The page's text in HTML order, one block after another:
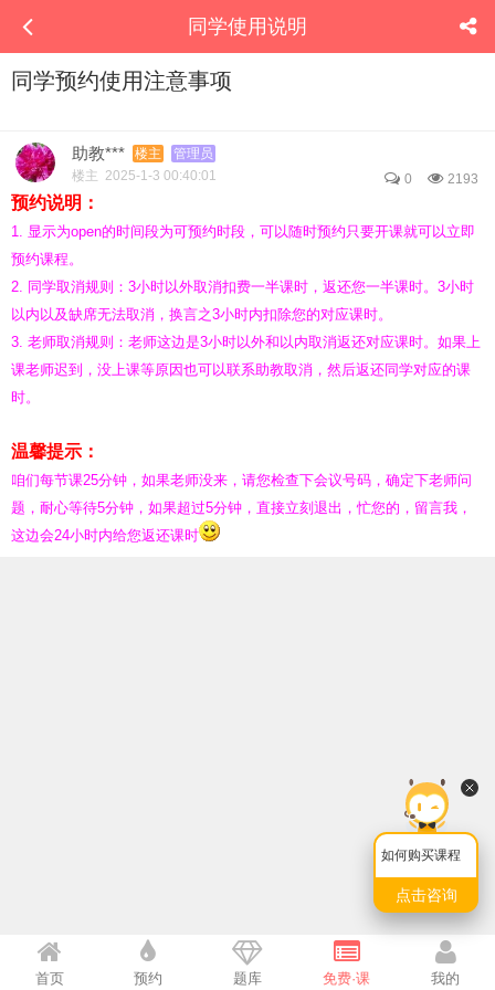
同学使用说明
同学预约使用注意事项
助教*** 楼主
管理员
楼主 2025-1-3 00:40:01
0 2193
预约说明：
1. 显示为open的时间段为可预约时段，可以随时预约只要开课就可以立即
预约课程。
2. 同学取消规则：3小时以外取消扣费一半课时，返还您一半课时。3小时
以内以及缺席无法取消，换言之3小时内扣除您的对应课时。
3. 老师取消规则：老师这边是3小时以外和以内取消返还对应课时。如果上
课老师迟到，没上课等原因也可以联系助教取消，然后返还同学对应的课
时。
温馨提示：
咱们每节课25分钟，如果老师没来，请您检查下会议号码，确定下老师问
题，耐心等待5分钟，如果超过5分钟，直接立刻退出，忙您的，留言我，
这边会24小时内给您返还课时
我也说一句
如何购买课程
点击咨询
首页 预约 题库 免费·课 我的